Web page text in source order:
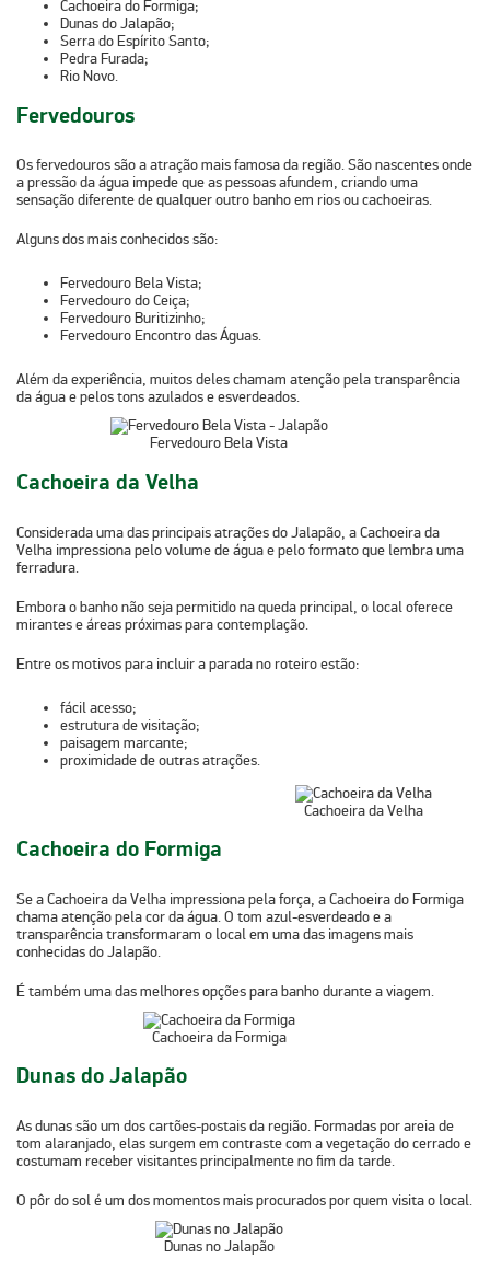
Cachoeira do Formiga;
Dunas do Jalapão;
Serra do Espírito Santo;
Pedra Furada;
Rio Novo.
Fervedouros
Os fervedouros são a atração mais famosa da região. Sãonascentes onde
a pressão da água impede que as pessoas afundem, criando uma
sensação diferente de qualquer outro banho em rios ou cachoeiras.
Alguns dos mais conhecidos são:
Fervedouro Bela Vista;
Fervedouro do Ceiça;
Fervedouro Buritizinho;
Fervedouro Encontro das Águas.
Além da experiência, muitos deles chamam atenção pela transparência
da água e pelos tons azulados e esverdeados.
Fervedouro Bela Vista
Cachoeira da Velha
Considerada uma das principais atrações do Jalapão, aCachoeira da
Velha impressiona pelo volume de água e pelo formato que lembra uma
ferradura.
Embora o banho não seja permitido na queda principal, o local oferece
mirantes e áreas próximas para contemplação.
Entre os motivos para incluir a parada no roteiro estão:
fácil acesso;
estrutura de visitação;
paisagem marcante;
proximidade de outras atrações.
Cachoeira da Velha
Cachoeira do Formiga
Se a Cachoeira da Velha impressiona pela força, aCachoeira do Formiga
chama atenção pela cor da água.O tom azul-esverdeadoe a
transparência transformaram o local em uma das imagens mais
conhecidas do Jalapão.
É também uma das melhores opções para banho durante a viagem.
Cachoeira da Formiga
Dunas do Jalapão
As dunas são um dos cartões-postais da região. Formadas porareia de
tom alaranjado, elas surgem em contraste com a vegetação do cerrado e
costumam receber visitantes principalmente no fim da tarde.
O pôr do sol é um dos momentos mais procurados por quem visita o local.
Dunas no Jalapão